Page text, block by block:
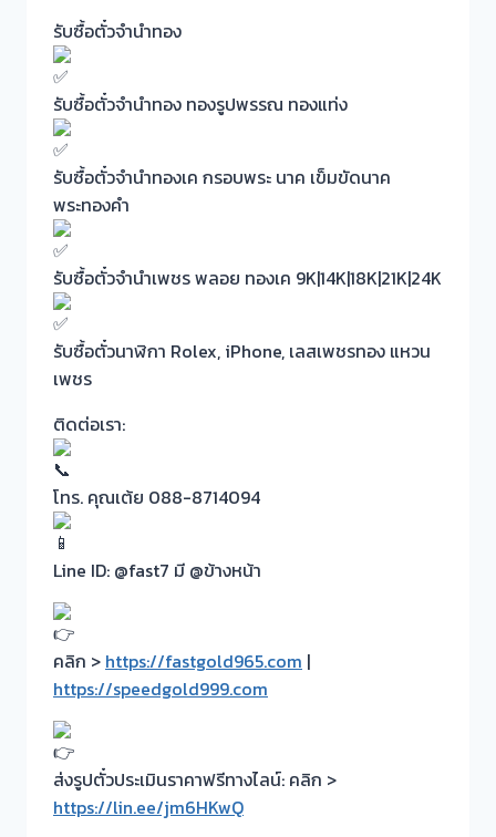
รับซื้อตั๋วจำนำทอง
รับซื้อตั๋วจำนำทอง ทองรูปพรรณ ทองแท่ง
รับซื้อตั๋วจำนำทองเค กรอบพระ นาค เข็มขัดนาค
พระทองคำ
รับซื้อตั๋วจำนำเพชร พลอย ทองเค 9K|14K|18K|21K|24K
รับซื้อตั๋วนาฬิกา Rolex, iPhone, เลสเพชรทอง แหวน
เพชร
ติดต่อเรา:
โทร. คุณเต้ย 088-8714094
Line ID: @fast7 มี @ข้างหน้า
คลิก > https://fastgold965.com |
https://speedgold999.com
ส่งรูปตั๋วประเมินราคาฟรีทางไลน์: คลิก >
https://lin.ee/jm6HKwQ